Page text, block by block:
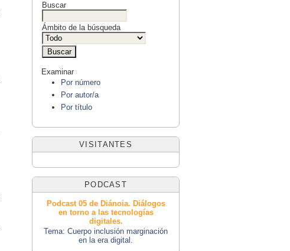
Buscar
Ámbito de la búsqueda
Examinar
Por número
Por autor/a
Por título
VISITANTES
PODCAST
Podcast 05 de Diánoia. Diálogos
en torno a las tecnologías
digitales.
Tema: Cuerpo inclusión marginación
en la era digital.